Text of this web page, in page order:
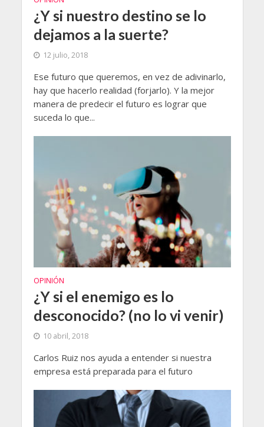
¿Y si nuestro destino se lo
dejamos a la suerte?
12 julio, 2018
Ese futuro que queremos, en vez de adivinarlo,
hay que hacerlo realidad (forjarlo). Y la mejor
manera de predecir el futuro es lograr que
suceda lo que...
OPINIÓN
¿Y si el enemigo es lo
desconocido? (no lo vi venir)
10 abril, 2018
Carlos Ruiz nos ayuda a entender si nuestra
empresa está preparada para el futuro